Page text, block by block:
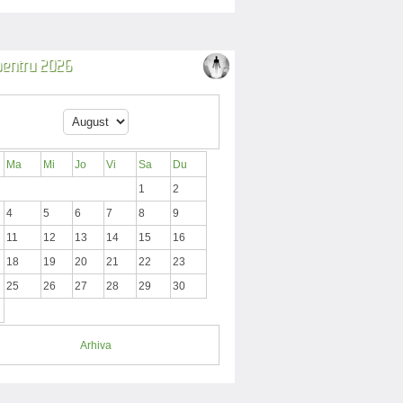
2026
Ma Mi Jo Vi Sa
Du
1
2
4 5 6 7 8
9
11 12 13 14 15
16
18 19 20 21 22
23
25 26 27 28 29
30
Arhiva